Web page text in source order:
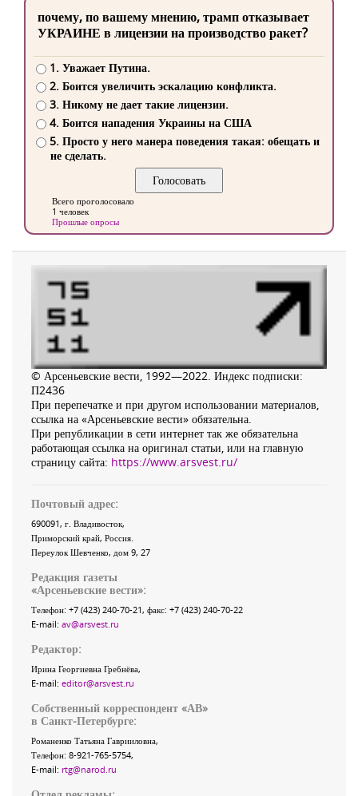
почему, по вашему мнению, трамп отказывает
УКРАИНЕ в лицензии на производство ракет?
1. Уважает Путина.
2. Боится увеличить эскалацию конфликта.
3. Никому не дает такие лицензии.
4. Боится нападения Украины на США
5. Просто у него манера поведения такая: обещать и
не сделать.
Всего проголосовало
1 человек
Прошлые опросы
© Арсеньевские вести, 1992—2022. Индекс подписки:
П2436
При перепечатке и при другом использовании материалов,
ссылка на «Арсеньевские вести» обязательна.
При републикации в сети интернет так же обязательна
работающая ссылка на оригинал статьи, или на главную
страницу сайта: https://www.arsvest.ru/
Почтовый адрес:
690091, г. Владивосток,
Приморский край, Россия.
Переулок Шевченко, дом 9, 27
Редакция газеты
«Арсеньевские вести»:
Телефон: +7 (423) 240-70-21, факс: +7 (423) 240-70-22
E-mail: av@arsvest.ru
Редактор:
Ирина Георгиевна Гребнёва,
E-mail: editor@arsvest.ru
Собственный корреспондент «АВ»
в Санкт-Петербурге:
Романенко Татьяна Гаврииловна,
Телефон: 8-921-765-5754,
E-mail: rtg@narod.ru